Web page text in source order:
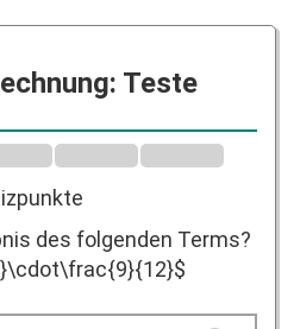
Teste
des folgenden Terms?